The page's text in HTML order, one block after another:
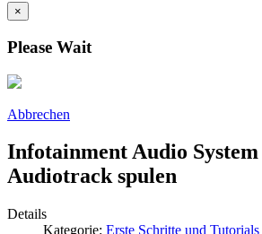
×
Please Wait
Abbrechen
Infotainment Audio
Audiotrack spulen
Details
Kategorie: Erste Schritte und